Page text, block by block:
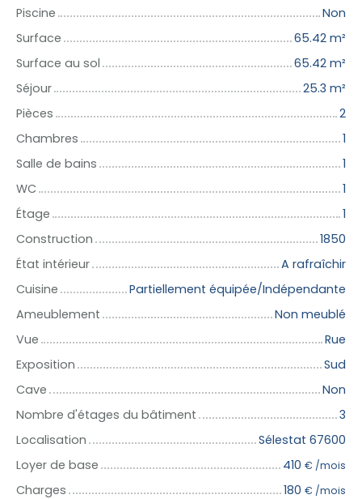
Piscine
Non
Surface
65.42 m²
Surface au sol
65.42 m²
Séjour
25.3 m²
Pièces
2
Chambres
1
Salle de bains
1
WC
1
Étage
1
Construction
1850
État intérieur
A rafraîchir
Cuisine
Partiellement équipée/Indépendante
Ameublement
Non meublé
Vue
Rue
Exposition
Sud
Cave
Non
Nombre d'étages du bâtiment
3
Localisation
Sélestat 67600
Loyer de base
410 € /mois
Charges 180 € /mois